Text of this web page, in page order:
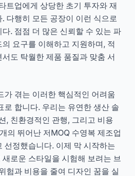
지금 상담하기
트업에게 상당한 초기 투자와 재
다행히 모든 공장이 이런 식으로
. 점점 더 많은 신뢰할 수 있는 파
요구를 이해하고 지원하며, 적
도 탁월한 제품 품질과 맞춤 서
가 겪는 이러한 핵심적인 어려움
로 합니다. 우리는 유연한 생산 솔
, 친환경적인 관행, 그리고 비용
의 뛰어난 저MOQ 수영복 제조업
선정했습니다. 이제 막 시작하는
로운 스타일을 시험해 보려는 브
험과 비용을 줄여 디자인 꿈을 실